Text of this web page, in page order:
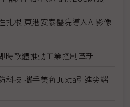
扎根 東港安泰醫院導入AI影像
時軟體推動工業控制革新
科技 攜手美商Juxta引進尖端